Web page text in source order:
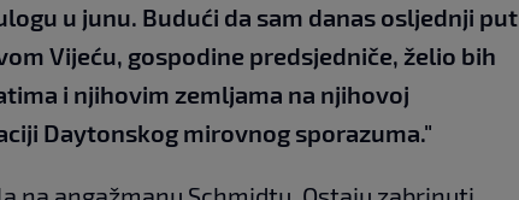
u junu. Budući da sam danas osljednji put
Vijeću, gospodine predsjedniče, želio bih
i njihovim zemljama na njihovoj
Daytonskog mirovnog sporazuma."